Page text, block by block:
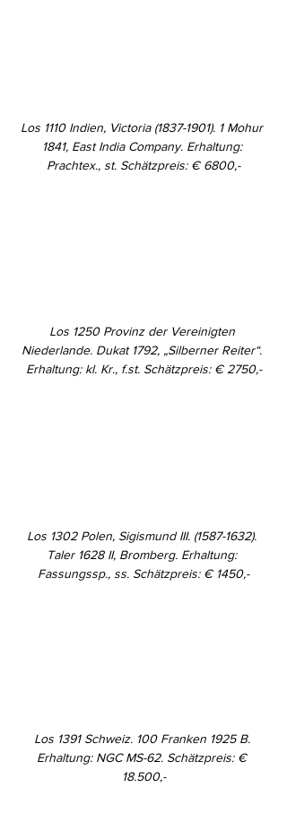
Los 1110 Indien, Victoria (1837-1901). 1 Mohur
1841, East India Company. Erhaltung:
Prachtex., st. Schätzpreis: € 6800,-
Los 1250 Provinz der Vereinigten
Niederlande. Dukat 1792, „Silberner Reiter“.
Erhaltung: kl. Kr., f.st. Schätzpreis: € 2750,-
Los 1302 Polen, Sigismund III. (1587-1632).
Taler 1628 II, Bromberg. Erhaltung:
Fassungssp., ss. Schätzpreis: € 1450,-
Los 1391 Schweiz. 100 Franken 1925 B.
Erhaltung: NGC MS-62. Schätzpreis: €
18.500,-